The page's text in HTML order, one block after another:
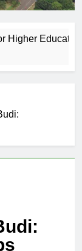
Education?